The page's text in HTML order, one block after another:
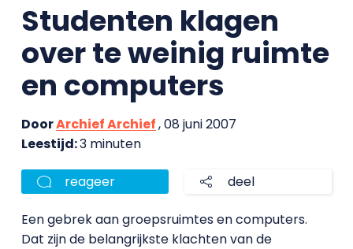
Studenten klagen
over te weinig ruimte
en computers
DoorArchief Archief, 08 juni 2007
Leestijd:3 minuten
reageer deel
Een gebrek aan groepsruimtes en computers.
Dat zijn de belangrijkste klachten van de